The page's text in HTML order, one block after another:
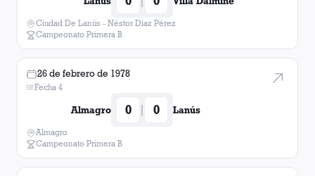
Ciudad De Lanús - Néstor Diaz Pérez
Campeonato Primera B
26 de febrero de 1978
Fecha 4
Almagro 0 | 0 Lanús
Almagro
Campeonato Primera B